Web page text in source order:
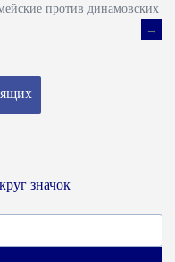
против динамовских
→